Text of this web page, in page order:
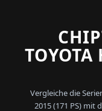
Vergleiche die
2015 (171 PS) mit